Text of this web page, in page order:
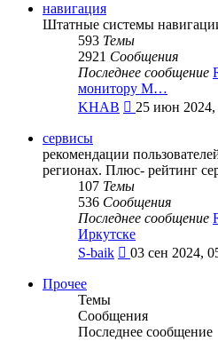
сообщению
навигация
Штатные системы
593 Темы
2921 Сообщения
Последнее сообщение
монитору M…
KHAB
Перейти
сообщению
25 июн 2024,
сервисы
рекомендации
регионах. Плюс- рейтинг
107 Темы
536 Сообщения
Последнее сообщение
Иркутске
S-baik
Перейти
03 сен 2024,
Прочее
Темы
Сообщения
Последнее сообщение